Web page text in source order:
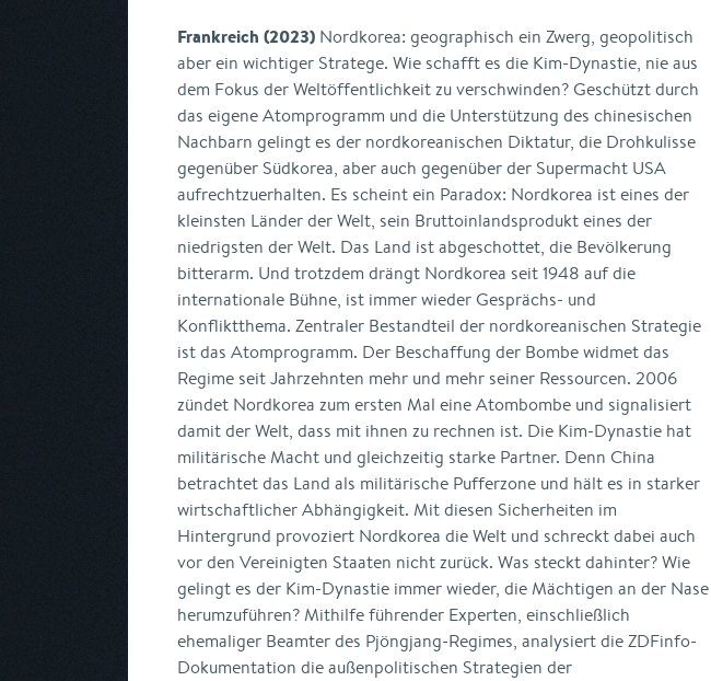
Frankreich (2023) Nordkorea: geographisch ein Zwerg, geopolitisch
aber ein wichtiger Stratege. Wie schafft es die Kim-Dynastie, nie aus
dem Fokus der Weltöffentlichkeit zu verschwinden? Geschützt durch
das eigene Atomprogramm und die Unterstützung des chinesischen
Nachbarn gelingt es der nordkoreanischen Diktatur, die Drohkulisse
gegenüber Südkorea, aber auch gegenüber der Supermacht USA
aufrechtzuerhalten. Es scheint ein Paradox: Nordkorea ist eines der
kleinsten Länder der Welt, sein Bruttoinlandsprodukt eines der
niedrigsten der Welt. Das Land ist abgeschottet, die Bevölkerung
bitterarm. Und trotzdem drängt Nordkorea seit 1948 auf die
internationale Bühne, ist immer wieder Gesprächs- und
Konfliktthema. Zentraler Bestandteil der nordkoreanischen Strategie
ist das Atomprogramm. Der Beschaffung der Bombe widmet das
Regime seit Jahrzehnten mehr und mehr seiner Ressourcen. 2006
zündet Nordkorea zum ersten Mal eine Atombombe und signalisiert
damit der Welt, dass mit ihnen zu rechnen ist. Die Kim-Dynastie hat
militärische Macht und gleichzeitig starke Partner. Denn China
betrachtet das Land als militärische Pufferzone und hält es in starker
wirtschaftlicher Abhängigkeit. Mit diesen Sicherheiten im
Hintergrund provoziert Nordkorea die Welt und schreckt dabei auch
vor den Vereinigten Staaten nicht zurück. Was steckt dahinter? Wie
gelingt es der Kim-Dynastie immer wieder, die Mächtigen an der Nase
herumzuführen? Mithilfe führender Experten, einschließlich
ehemaliger Beamter des Pjöngjang-Regimes, analysiert die ZDFinfo-
Dokumentation die außenpolitischen Strategien der